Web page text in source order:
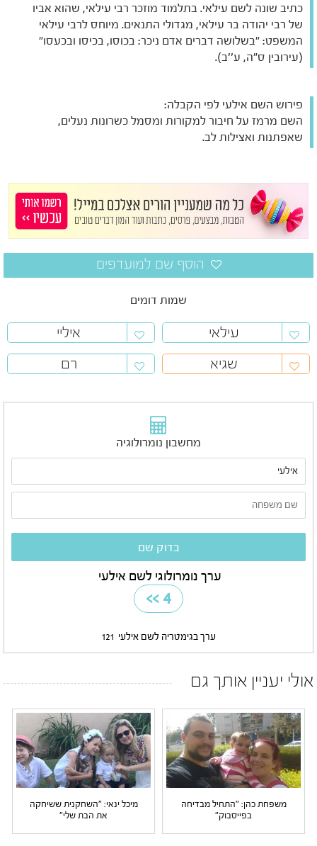
כתיב שונה לשם עילאי. בתלמוד מוזכר רבי עילאי, שהוא אביו
של רבי יהודה בר עילאי, מגדולי התנאים. מיוחס לרבי עילאי
המשפט: "בשלושה דברים אדם ניכר: בכוסו, בכיסו ובכעסו"
(עירובין ס"ה, ע''ב).
פירוש השם אילעי לפי הקבלה:
השם מרמז על חיבור למקורות ומסמל כשרונות נעלים,
שאפתנות ואצילות לב.
שמות דומים
עילאי
איליי
שגיא
רם
מחשבון נומרולוגיה
ערך נומרולוגי לשם אילעי
4
>>
ערך בגימטריה לשם אילעי 121
אולי יעניין אותך גם
משפחת כהן: "התחיל מבדיחה
בפייסבוק"
מיכל ינאי: "השחקנית ששיחקה
את הבת שלי"